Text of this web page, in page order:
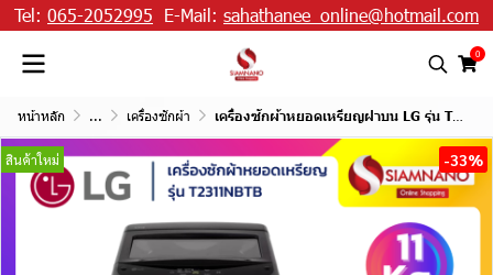
Tel: 065-2052995 E-Mail: sahathanee_online@hotmail.com
0
หน้าหลัก ... เครื่องซักผ้า เครื่องซักผ้าหยอดเหรียญฝาบน LG รุ่น T2311NBTB ขนาด 11 KG
สินค้าใหม่ -33%